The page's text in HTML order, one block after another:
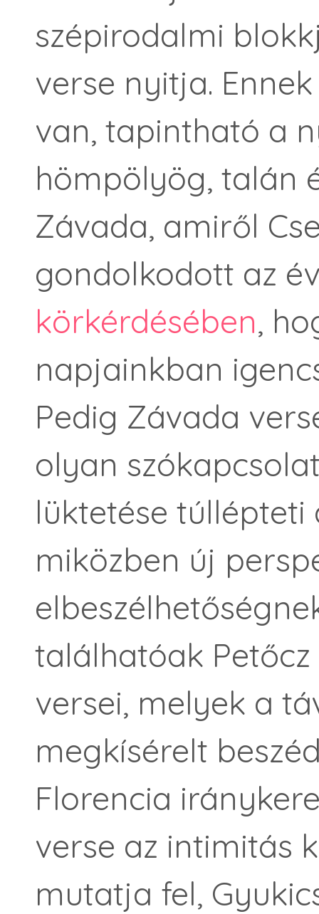
szépirodalmi
verse nyitja.
van, tapintható a
hömpölyög, talán
Závada, amiről
gondolkodott az
körkérdésében,
napjainkban
Pedig Závada
olyan
lüktetése túllépteti
miközben új
találhatóak
versei, melyek a
megkísérelt
Florencia
verse az intimitás
mutatja fel,